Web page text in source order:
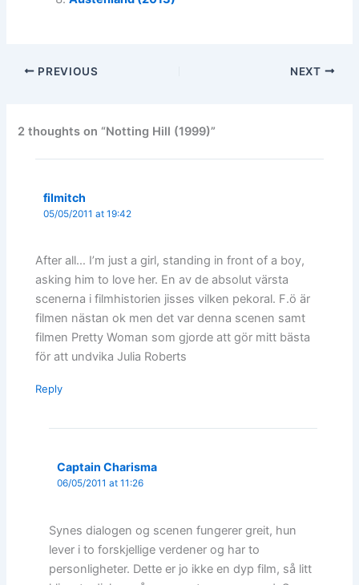
PREVIOUS NEXT
2 thoughts on “Notting Hill (1999)”
filmitch
05/05/2011 at 19:42
After all… I’m just a girl, standing in front of a boy,
asking him to love her. En av de absolut värsta
scenerna i filmhistorien jisses vilken pekoral. F.ö är
filmen nästan ok men det var denna scenen samt
filmen Pretty Woman som gjorde att gör mitt bästa
för att undvika Julia Roberts
Reply
Captain Charisma
06/05/2011 at 11:26
Synes dialogen og scenen fungerer greit, hun
lever i to forskjellige verdener og har to
personligheter. Dette er jo ikke en dyp film, så litt